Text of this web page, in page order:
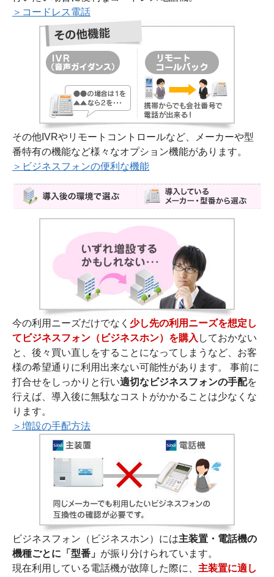
＞コードレス電話
その他IVRやリモートコントロールなど、メーカーや型
番特有の機能など様々なオプション機能があります。
＞ビジネスフォンの便利な機能
今の利用ニーズだけでなく 少し先の利用ニーズを想定し
てビジネスフォン（ビジネスホン）を購入 しておかない
と、後々買い直しをすることになってしまうなど、お客
様の希望通りに利用出来ない可能性があります。 事前に
打合せをしっかりと行い適切なビジネスフォンの手配を
行えば、導入後に無駄なコストがかかることは少なくな
ります。
＞増設の手配方法
ビジネスフォン（ビジネスホン）には主装置・電話機の
機種ごとに「型番」 が振り分けられています。
現在利用している電話機が故障した際に、 主装置に適し